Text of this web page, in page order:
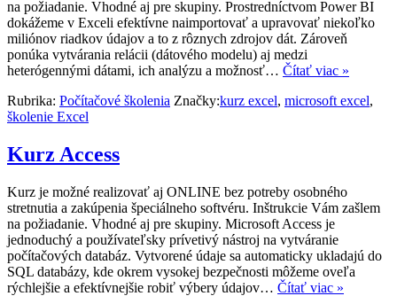
na požiadanie. Vhodné aj pre skupiny. Prostredníctvom Power BI
dokážeme v Exceli efektívne naimportovať a upravovať niekoľko
miliónov riadkov údajov a to z rôznych zdrojov dát. Zároveň
ponúka vytvárania relácii (dátového modelu) aj medzi
heterógennými dátami, ich analýzu a možnosť… Čítať viac »
Rubrika: Počítačové školenia Značky:kurz excel, microsoft excel,
školenie Excel
Kurz Access
Kurz je možné realizovať aj ONLINE bez potreby osobného
stretnutia a zakúpenia špeciálneho softvéru. Inštrukcie Vám zašlem
na požiadanie. Vhodné aj pre skupiny. Microsoft Access je
jednoduchý a používateľsky prívetivý nástroj na vytváranie
počítačových databáz. Vytvorené údaje sa automaticky ukladajú do
SQL databázy, kde okrem vysokej bezpečnosti môžeme oveľa
rýchlejšie a efektívnejšie robiť výbery údajov… Čítať viac »